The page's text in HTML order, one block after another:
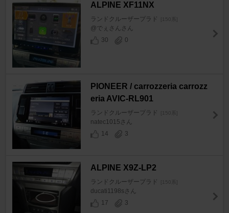
ALPINE XF11NX
ランドクルーザープラド
@でぇさんさん
30
0
PIONEER / carrozzeria carrozz
eria AVIC-RL901
ランドクルーザープラド
natec1015さん
14
3
ALPINE X9Z-LP2
ランドクルーザープラド
ducati1198sさん
17
3